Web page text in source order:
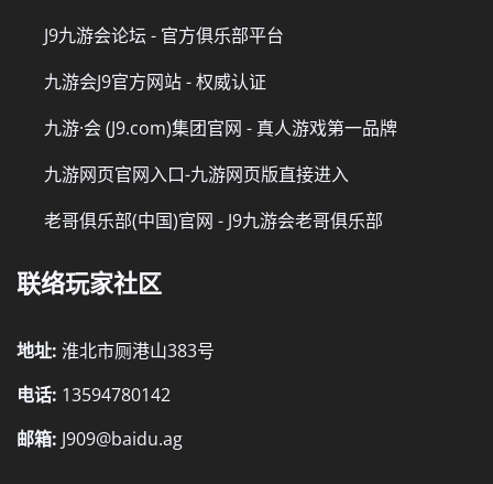
J9九游会论坛 - 官方俱乐部平台
九游会J9官方网站 - 权威认证
九游·会 (J9.com)集团官网 - 真人游戏第一品牌
九游网页官网入口-九游网页版直接进入
老哥俱乐部(中国)官网 - J9九游会老哥俱乐部
联络玩家社区
地址: 淮北市厕港山383号
电话: 13594780142
邮箱: J909@baidu.ag